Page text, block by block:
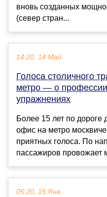
вновь созданных
(север стран...
14:20, 14 Май
Голоса столичного
метро — о
упражнениях
Более 15 лет по дороге
офис на метро
приятных голоса. По
пассажиров провожает
05:20, 15 Янв